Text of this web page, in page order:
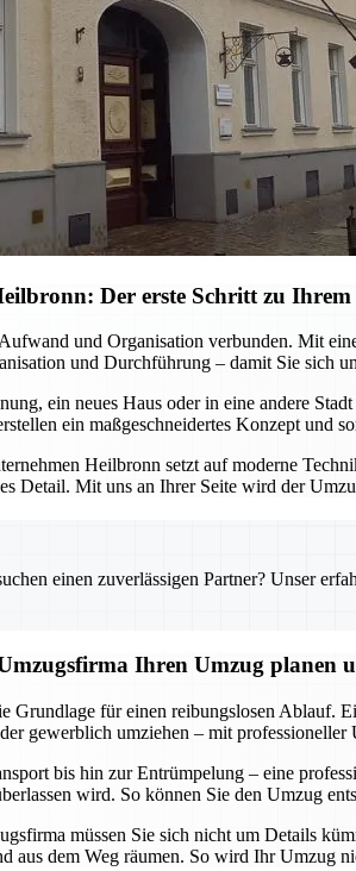
Der erste Schritt zu Ihrem
und Organisation verbunden. Mit
und Durchführung – damit Sie sich
ein neues Haus oder in eine andere
ein maßgeschneidertes Konzept und
Heilbronn setzt auf moderne
Detail. Mit uns an Ihrer Seite wird der
einen zuverlässigen Partner? Unser
Ihren Umzug planen
Grundlage für einen reibungslosen Ablauf.
gewerblich umziehen – mit
bis hin zur Entrümpelung – eine
wird. So können Sie den Umzug
müssen Sie sich nicht um Details
aus dem Weg räumen. So wird Ihr Umzug